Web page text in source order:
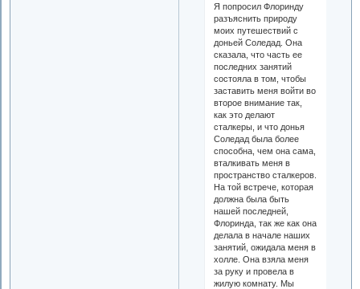
Я попросил Флоринду
разъяснить природу
моих путешествий с
доньей Соледад. Она
сказала, что часть ее
последних занятий
состояла в том, чтобы
заставить меня войти во
второе внимание так,
как это делают
сталкеры, и что донья
Соледад была более
способна, чем она сама,
вталкивать меня в
пространство сталкеров.
На той встрече, которая
должна была быть
нашей последней,
Флоринда, так же как она
делала в начале наших
занятий, ожидала меня в
холле. Она взяла меня
за руку и провела в
жилую комнату. Мы